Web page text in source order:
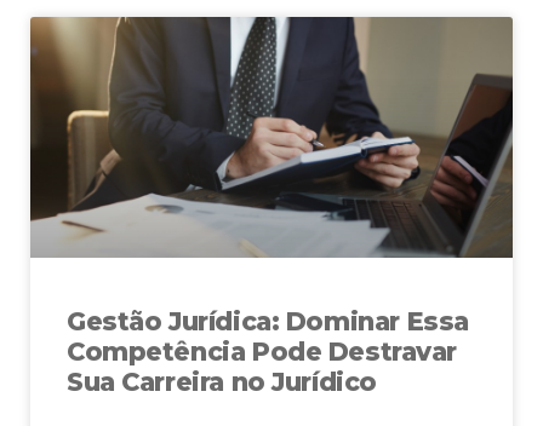
Gestão Jurídica: Dominar Essa
Competência Pode Destravar
Sua Carreira no Jurídico